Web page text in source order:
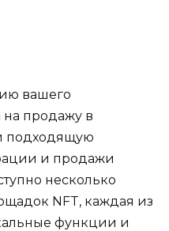
вашего
на продажу в
подходящую
и продажи
несколько
NFT, каждая из
функции и